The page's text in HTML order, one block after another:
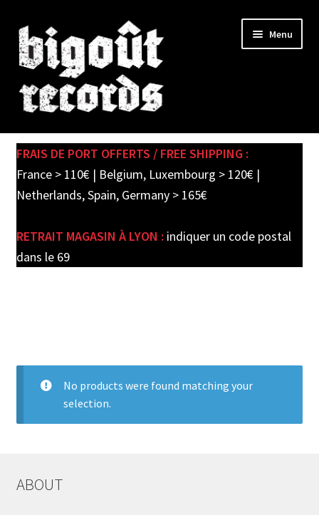
Skip
to
navigation
Skip
to
content
Menu
SHOP
child
PRE-ORDERS
FRAIS DE PORT OFFERTS / FREE SHIPPING :
France > 110€ | Belgium, Luxembourg > 120€ |
Netherlands, Spain, Germany > 165€
RETRAIT MAGASIN À LYON : indiquer un code postal
dans le 69
No products were found matching your
selection.
ABOUT